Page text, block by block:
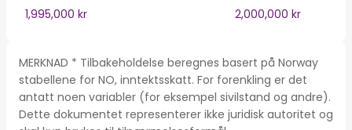
1,995,000 kr
2,000,000 kr
MERKNAD * Tilbakeholdelse beregnes basert på Norway
stabellene for NO, inntektsskatt. For forenkling er det
antatt noen variabler (for eksempel sivilstand og andre).
Dette dokumentet representerer ikke juridisk autoritet og